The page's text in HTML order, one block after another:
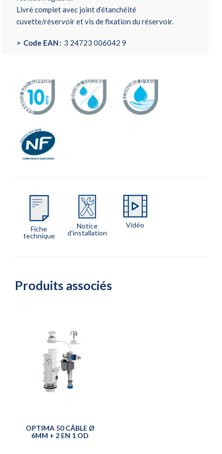
Livré complet avec joint d’étanchéité
cuvette/réservoir et vis de fixation du réservoir.
Code EAN 3 24723 006042 9
Fiche
technique
Notice
d'installation
Vidéo
Produits associés
OPTIMA 50 CÂBLE Ø
6MM + 2 EN 1 OD